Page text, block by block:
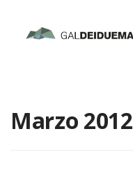
Marzo 2012